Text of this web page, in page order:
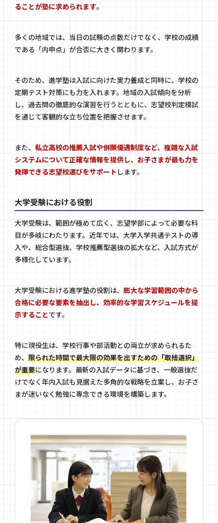
ることが塾に求められます。
多くの地域では、当日の試験の点数だけでなく、学校の成績
である「内申点」が合否に大きく関わります。
そのため、進学塾は入試に向けた実力養成と同時に、学校の
定期テスト対策にも力を入れます。地域の入試傾向を分析
し、過去問の徹底的な演習を行うとともに、志望校判定模試
を通じて客観的な立ち位置を把握させます。
また、 私立高校の推薦入試や併願優遇制度など、複雑な入試
システムについて正確な情報を提供し、お子さまが最も力を
発揮できる志望校選びをサポート します。
大学受験における役割
大学受験は、範囲が極めて広く、志望学部によって必要な科
目が多岐にわたります。近年では、大学入学共通テストの導
入や、総合型選抜、学校推薦型選抜の拡大など、入試方式が
多様化しています。
大学受験における進学塾の役割は、 膨大な学習範囲の中から
合格に必要な要素を抽出し、効率的な学習スケジュールを提
示することです。
特に現役生は、学校行事や部活動との両立が求められるた
め、 限られた時間で最大限の効果を出すための「取捨選択」
が重要になります。最新の入試データに基づき、一般選抜だ
けでなく年内入試も見据えた多角的な戦略を立案し、お子さ
まが迷いなく勉強に専念できる環境を構築します。